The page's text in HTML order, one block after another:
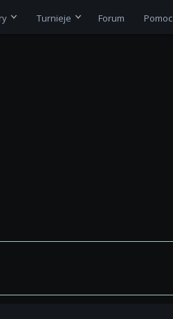
Turnieje Forum Pomoc